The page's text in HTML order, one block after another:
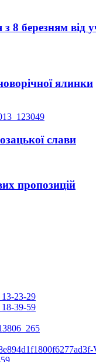
8 березням від
ялинки
слави
пропозицій